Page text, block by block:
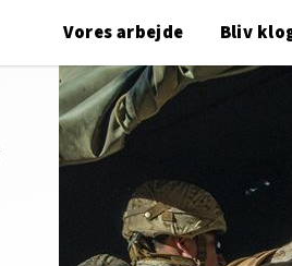
Vores arbejde Bliv